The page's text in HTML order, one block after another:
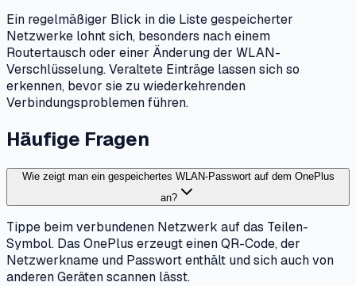
Ein regelmäßiger Blick in die Liste gespeicherter
Netzwerke lohnt sich, besonders nach einem
Routertausch oder einer Änderung der WLAN-
Verschlüsselung. Veraltete Einträge lassen sich so
erkennen, bevor sie zu wiederkehrenden
Verbindungsproblemen führen.
Häufige Fragen
Wie zeigt man ein gespeichertes WLAN-Passwort auf dem OnePlus
an?
Tippe beim verbundenen Netzwerk auf das Teilen-
Symbol. Das OnePlus erzeugt einen QR-Code, der
Netzwerkname und Passwort enthält und sich auch von
anderen Geräten scannen lässt.